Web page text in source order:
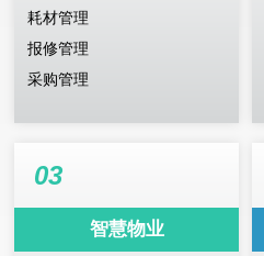
耗材管理
报修管理
采购管理
03
智慧物业